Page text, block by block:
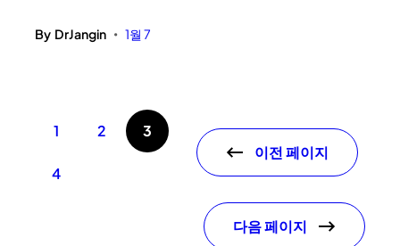
By DrJangin • 1월 7
1 2 3
4
이전 페이지
다음 페이지